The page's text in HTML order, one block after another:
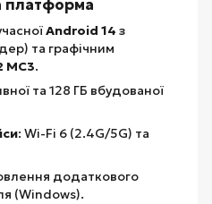
платформа
Android 14 з
та графічним
MC3.
та 128 ГБ вбудованої
: Wi-Fi 6 (2.4G/5G) та
додаткового
(Windows).